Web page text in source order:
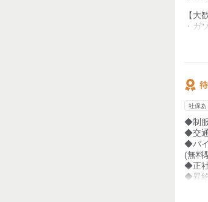
【大
・ガ
約2
社保あ
◆制
◆交
◆バ
(無料
◆正
◆昇